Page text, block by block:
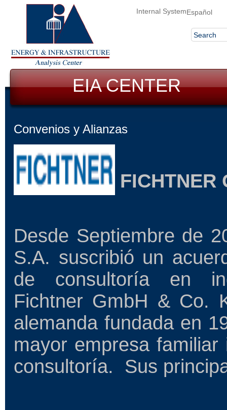
Internal SystemEspañol
EIA CENTER
Convenios y Alianzas
FICHTNER
Desde Septiembre de
S.A. suscribió un
de consultoría en
Fichtner GmbH & Co.
alemanda fundada en
mayor empresa
consultoría. Sus